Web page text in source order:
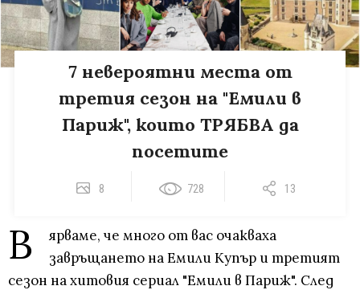
7 невероятни места от
третия сезон на "Емили в
Париж", които ТРЯБВА да
посетите
8 728 13
В
ярваме, че много от вас очакваха
завръщането на Емили Купър и третият
сезон на хитовия сериал "Емили в Париж". След